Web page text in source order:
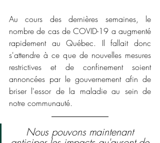
Au cours des dernières semaines, le
nombre de cas de COVID-19 a augmenté
rapidement au Québec. Il fallait donc
s'attendre à ce que de nouvelles mesures
restrictives et de confinement soient
annoncées par le gouvernement afin de
briser l'essor de la maladie au sein de
notre communauté.
Nous pouvons maintenant